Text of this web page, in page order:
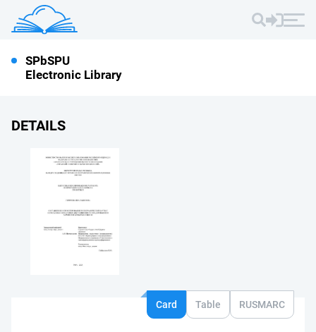
SPbSPU
Electronic Library
DETAILS
Card Table RUSMARC